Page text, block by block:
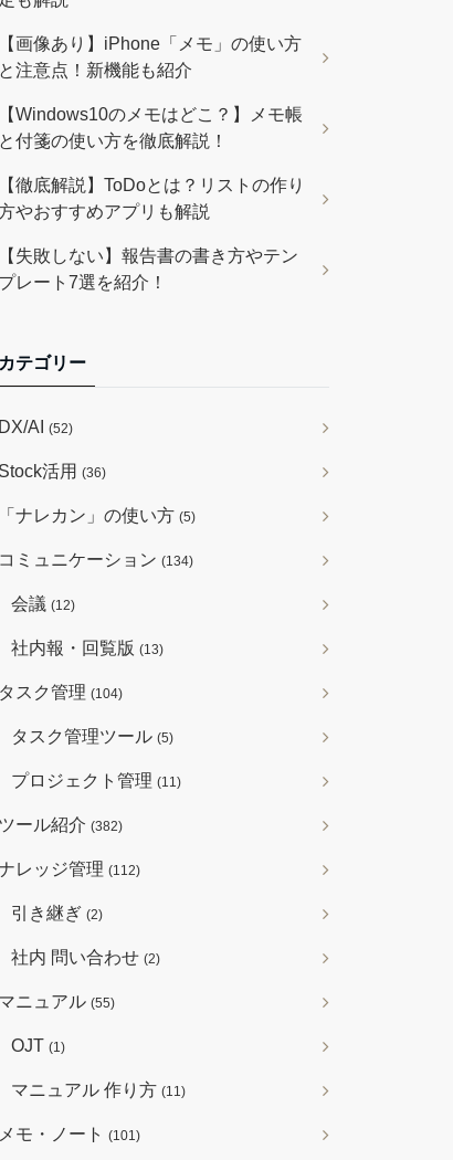
【画像あり】iPhone「メモ」の使い方
と注意点！新機能も紹介
【Windows10のメモはどこ？】メモ帳
と付箋の使い方を徹底解説！
【徹底解説】ToDoとは？リストの作り
やおすすめアプリも解説
【失敗しない】報告書の書き方やテン
プレート7選を紹介！
カテゴリー
DX/AI (52)
Stock活用 (36)
「ナレカン」の使い方 (5)
コミュニケーション (134)
会議 (12)
社内報・回覧版 (13)
タスク管理 (104)
タスク管理ツール (5)
プロジェクト管理 (11)
ツール紹介 (382)
レッジ管理 (112)
引き継ぎ (2)
社内 問い合わせ (2)
マニュアル (55)
OJT (1)
マニュアル 作り方 (11)
メモ・ノート (101)